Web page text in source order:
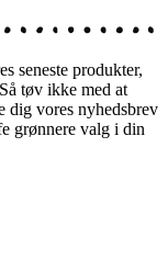
seneste produkter,
tøv ikke med at
dig vores nyhedsbrev
grønnere valg i din